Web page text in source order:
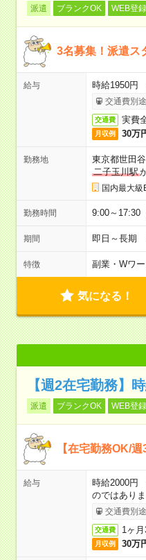
派遣 ブランクOK WEB登
3名募集！派遣ス
給与 時給1950円
交通費別
交通費 実費
月収例 30万
勤務地
東京都世田
二子玉川駅
国内最大級
勤務時間 9:00～17:30
期間 即日～長期
特徴 副業・Wワ
気になる！
【週2在宅勤務】
派遣 ブランクOK WEB登
【在宅勤務OK/
給与
時給2000円
のではありま
交通費別
交通費 1ヶ
月収例 30万